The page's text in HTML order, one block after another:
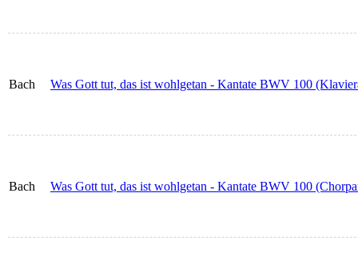
Bach Was Gott tut, das ist wohlgetan - Kantate BWV 100
Bach Was Gott tut, das ist wohlgetan - Kantate BWV 100